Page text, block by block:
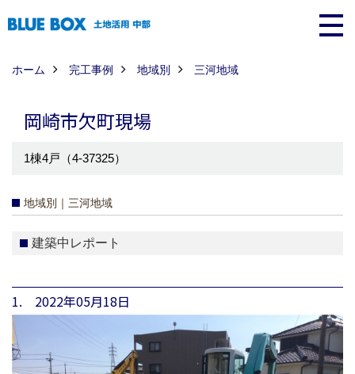
ホーム 完工事例 地域別 三河地域
岡崎市欠町現場
1棟4戸（4-37325）
地域別｜三河地域
建築中レポート
1. 2022年05月18日